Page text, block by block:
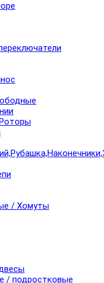
/ Хомуты
/ подростковые